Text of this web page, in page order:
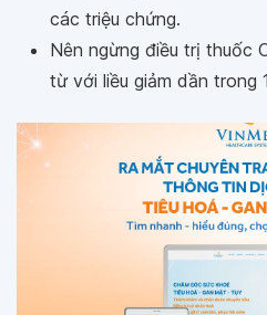
các triệu chứng.
Nên ngừng điều trị thuốc
từ với liều giảm dần trong